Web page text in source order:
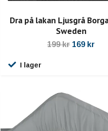
Dra på lakan Ljusgrå
Sweden
199 kr 169 kr
I lager